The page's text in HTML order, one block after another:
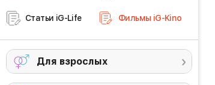
Статьи iG-Life Фильмы iG-Kino
Для взрослых